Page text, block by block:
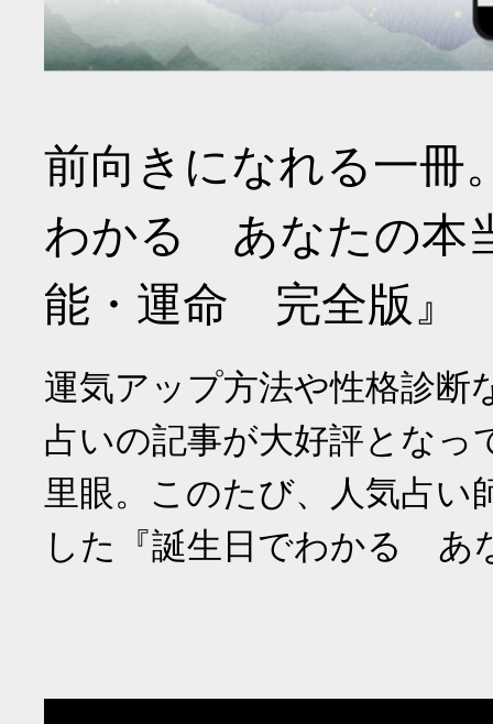
前向きになれる一冊
わかる あなたの本
能・運命 完全版』
運気アップ方法や性格診断
占いの記事が大好評となっ
里眼。このたび、人気占い
した『誕生日でわかる あ